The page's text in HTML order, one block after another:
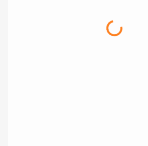
Chargement...